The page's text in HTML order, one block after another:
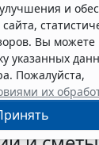
и
Вы можете
указанных
Пожалуйста,
их